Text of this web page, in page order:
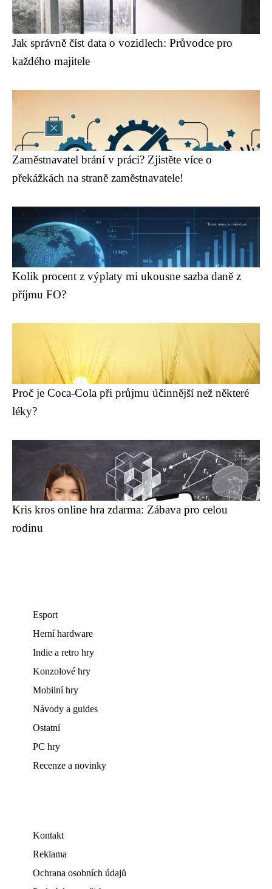
Jak správně číst data o vozidlech: Průvodce pro
každého majitele
Zaměstnavatel brání v práci? Zjistěte více o
překážkách na straně zaměstnavatele!
Kolik procent z výplaty mi ukousne sazba daně z
příjmu FO?
Proč je Coca-Cola při průjmu účinnější než některé
léky?
Kris kros online hra zdarma: Zábava pro celou
rodinu
Esport
Herní hardware
Indie a retro hry
Konzolové hry
Mobilní hry
Návody a guides
Ostatní
PC hry
Recenze a novinky
Kontakt
Reklama
Ochrana osobních údajů